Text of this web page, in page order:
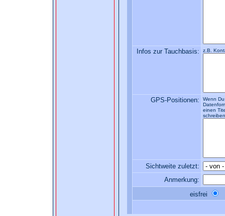
Infos zur Tauchbasis: z.B.
GPS-Positionen:
Wenn
einen
Sichtweite zuletzt:
Anmerkung:
eisfrei